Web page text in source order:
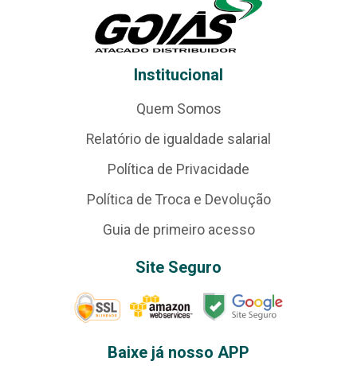
Institucional
Quem Somos
Relatório de igualdade salarial
Política de Privacidade
Política de Troca e Devolução
Guia de primeiro acesso
Site Seguro
Baixe já nosso APP